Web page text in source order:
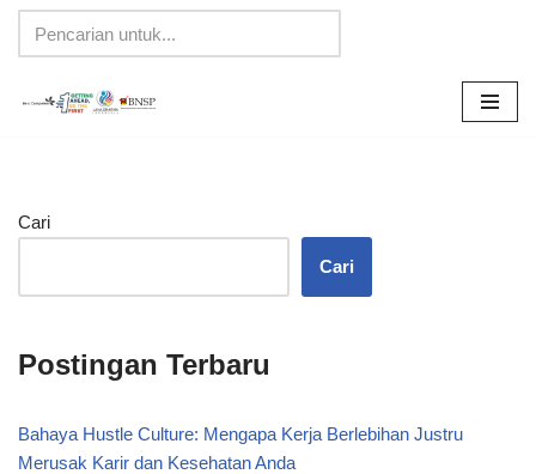
Lompat
Cari
Cari
Postingan Terbaru
Bahaya Hustle Culture: Mengapa Kerja Berlebihan Justru
Merusak Karir dan Kesehatan Anda